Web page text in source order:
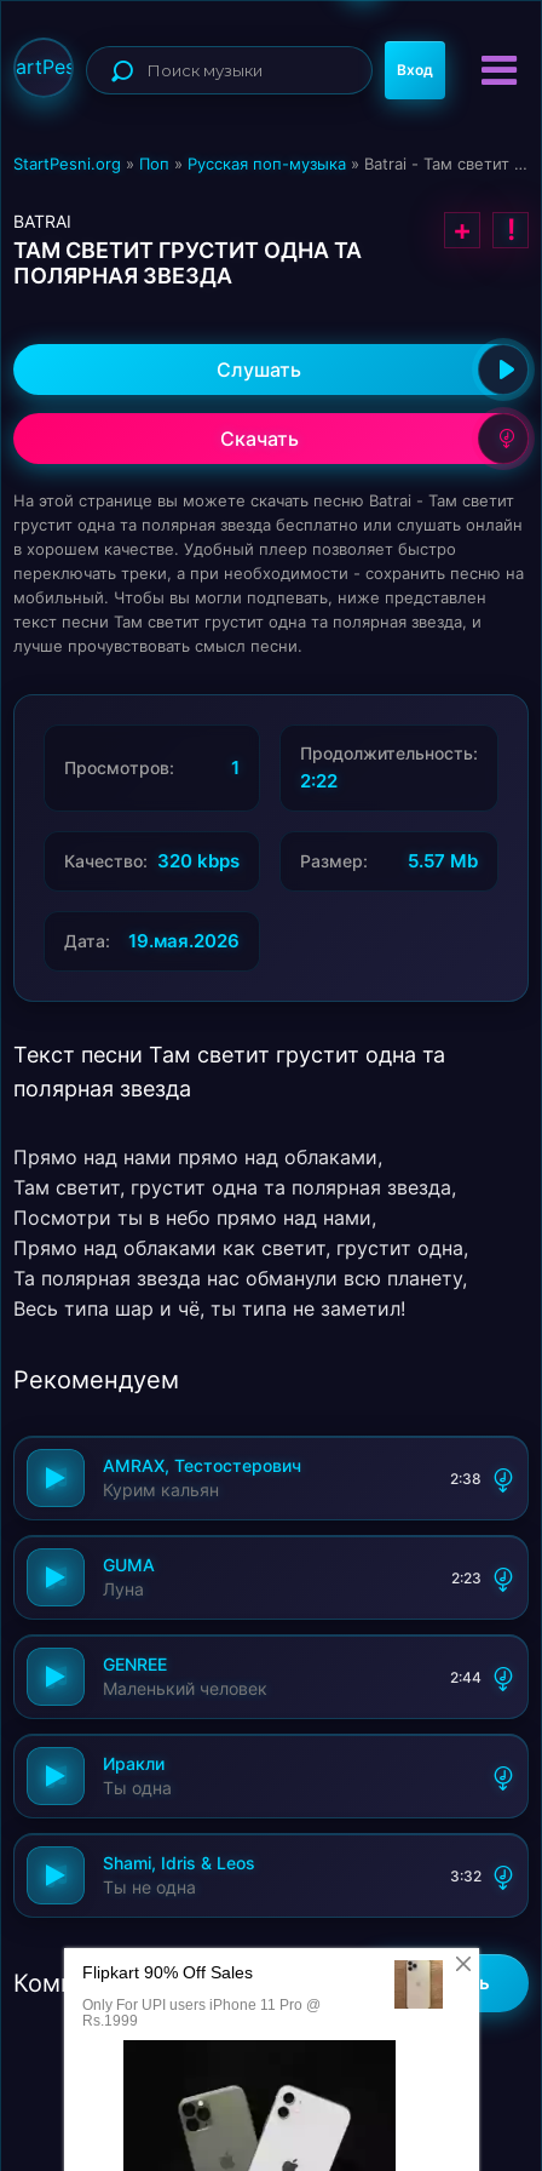
Вход
StartPesni.org » Поп » Русская поп-музыка » Batrai - Там светит грустит одна та полярная звезда
BATRAI
ТАМ СВЕТИТ ГРУСТИТ ОДНА ТА
ПОЛЯРНАЯ ЗВЕЗДА
+ !
Слушать
Скачать
На этой странице вы можете скачать песню Batrai - Там светит
грустит одна та полярная звезда бесплатно или слушать онлайн
в хорошем качестве. Удобный плеер позволяет быстро
переключать треки, а при необходимости - сохранить песню на
мобильный. Чтобы вы могли подпевать, ниже представлен
текст песни Там светит грустит одна та полярная звезда, и
лучше прочувствовать смысл песни.
Просмотров: 1
Продолжительность:
2:22
Качество: 320 kbps Размер: 5.57 Mb
Дата: 19.мая.2026
Текст песни Там светит грустит одна та
полярная звезда
Прямо над нами прямо над облаками,
Там светит, грустит одна та полярная звезда,
Посмотри ты в небо прямо над нами,
Прямо над облаками как светит, грустит одна,
Та полярная звезда нас обманули всю планету,
Весь типа шар и чё, ты типа не заметил!
Рекомендуем
AMRAX, Тестостерович
Курим кальян
2:38
GUMA
Луна
2:23
GENREE
Маленький человек
2:44
Иракли
Ты одна
Shami, Idris & Leos
Ты не одна
3:32
Комментарии (0) Добавить